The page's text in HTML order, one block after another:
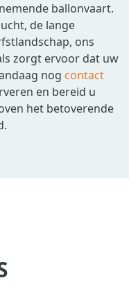
ballonvaart.
de lange
ons
zorgt ervoor dat uw
nog contact
en bereid u
het betoverende